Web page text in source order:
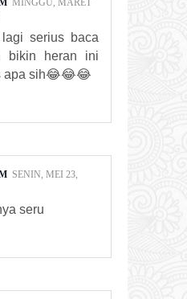
MINGGU, MARET
serius baca
bikin heran ini
apa sih😂😂😂
SENIN, MEI 23,
seru